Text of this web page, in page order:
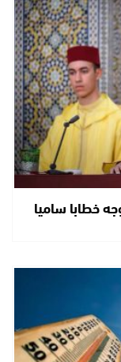
خطابا ساميا